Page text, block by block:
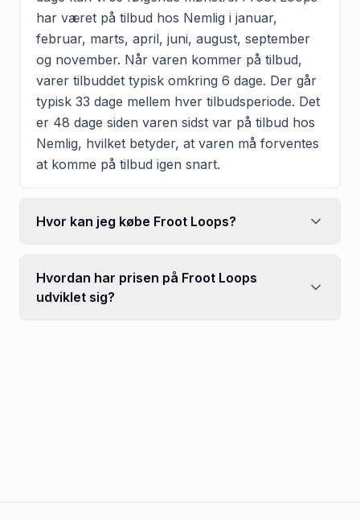
har været på tilbud hos Nemlig i januar,
februar, marts, april, juni, august, september
og november. Når varen kommer på tilbud,
varer tilbuddet typisk omkring 6 dage. Der går
typisk 33 dage mellem hver tilbudsperiode. Det
er 48 dage siden varen sidst var på tilbud hos
Nemlig, hvilket betyder, at varen må forventes
at komme på tilbud igen snart.
Hvor kan jeg købe Froot Loops?
Hvordan har prisen på Froot Loops
udviklet sig?